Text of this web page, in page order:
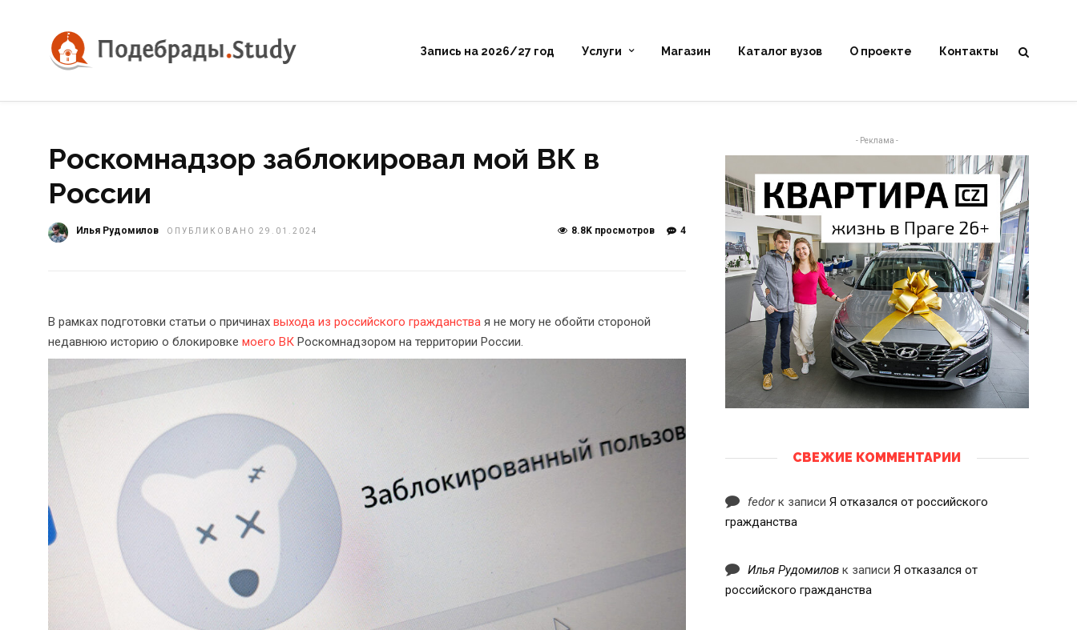
Запись на 2026/27 год Услуги Магазин Каталог вузов О проекте Контакты
Роскомнадзор заблокировал мой ВК в
России
Илья Рудомилов ОПУБЛИКОВАНО 29.01.2024 4
8.8K просмотров
В рамках подготовки статьи о причинах выхода из российского гражданства я не могу не обойти стороной
недавнюю историю о блокировке моего ВК Роскомнадзором на территории России.
- Реклама -
СВЕЖИЕ КОММЕНТАРИИ
fedorк записи Я отказался от российского
гражданства
Илья Рудомиловк записи Я отказался от
российского гражданства